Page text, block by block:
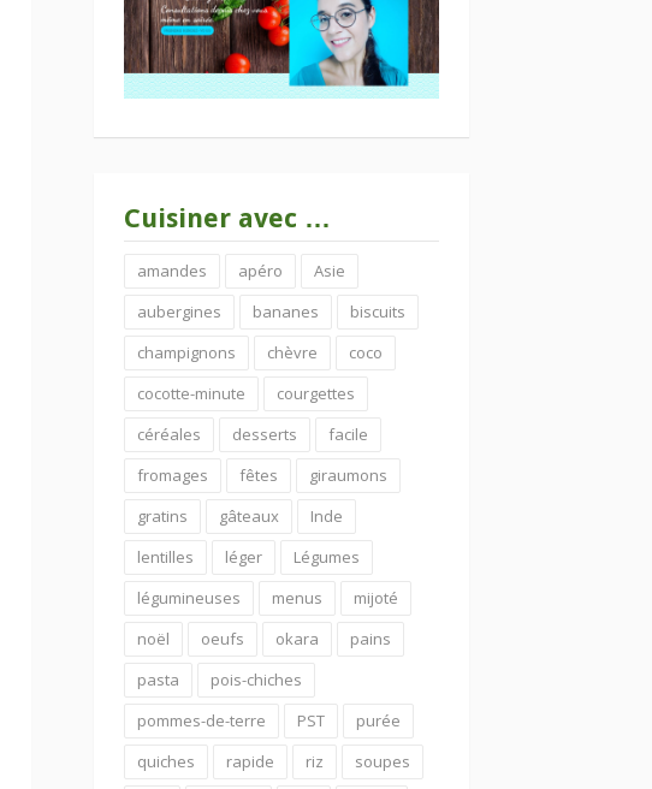
Cuisiner avec …
amandes apéro
Asie
aubergines
bananes
biscuits
champignons
chèvre
coco
cocotte-minute
courgettes
céréales
desserts
facile
fromages
fêtes
giraumons
gratins
gâteaux
Inde
lentilles
léger
Légumes
légumineuses
menus
mijoté
noël
oeufs okara
pains
pasta
pois-chiches
pommes-de-terre
PST
purée
quiches
rapide riz
soupes